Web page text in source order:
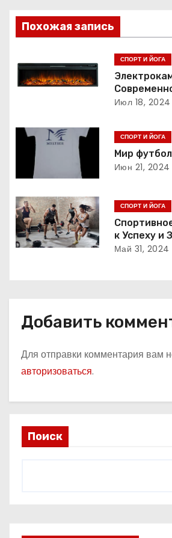
и
я
п
о
а
с
я
Похожая запись
СПОРТ И ЙОГА
уюта и
Июл 18, 2024
СПОРТ И ЙОГА
Мир
Июн 21, 2024
СПОРТ И ЙОГА
к Успеху и
Май 31, 2024
Добавить
Для отправки комментария вам
авторизоваться.
Поиск